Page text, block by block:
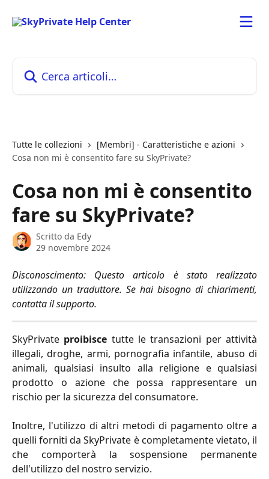
Tutte le collezioni
[Membri] - Caratteristiche e azioni
Cosa non mi è consentito fare su SkyPrivate?
Cosa non mi è consentito
fare su SkyPrivate?
Scritto da Edy
29 novembre 2024
Disconoscimento: Questo articolo è stato realizzato
utilizzando un traduttore. Se hai bisogno di chiarimenti,
contatta il supporto.
SkyPrivate proibisce tutte le transazioni per attività
illegali, droghe, armi, pornografia infantile, abuso di
animali, qualsiasi insulto alla religione e qualsiasi
prodotto o azione che possa rappresentare un
rischio per la sicurezza del consumatore.
Inoltre, l'utilizzo di altri metodi di pagamento oltre a
quelli forniti da SkyPrivate è completamente vietato, il
che comporterà la sospensione permanente
dell'utilizzo del nostro servizio.